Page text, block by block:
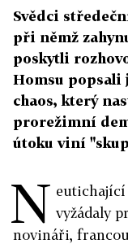
Svědci
při němž
poskytli
Homsu popsali
chaos, který
prorežimní
útoku viní
N eutichající
vyžádaly
novináři,